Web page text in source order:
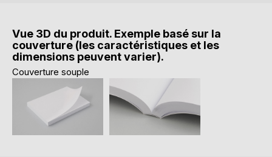
Vue 3D du produit. Exemple basé sur la
couverture (les caractéristiques et les
dimensions peuvent varier).
Couverture souple